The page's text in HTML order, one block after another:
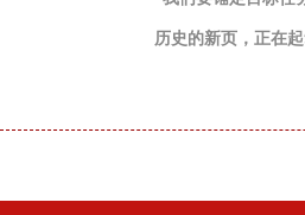
历史的新页，正在